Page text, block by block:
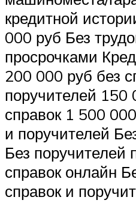
кредитной
000 руб Без
просрочками
200 000 руб без
поручителей 150
справок 1 500
и поручителей
Без поручителей
справок онлайн
справок и